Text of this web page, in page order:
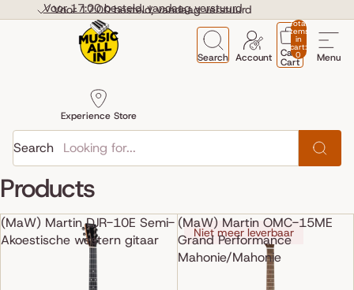
Voor 17:00 besteld, vandaag verstuurd
Voor 17:00 besteld, vandaag verstuurd
Menu
Search
Experience Store
Account
Total
items
in
cart:
0
Cart
Cart
Search
Products
(MaW) Martin DJR-10E Semi-
Akoestische western gitaar
(MaW) Martin OMC-15ME
Grand Performance
Mahonie/Mahonie
Niet meer leverbaar